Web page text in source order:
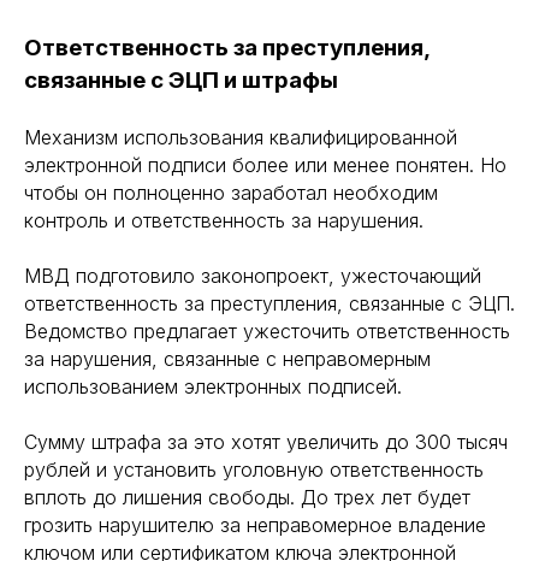
Ответственность за преступления,
связанные с ЭЦП и штрафы
Механизм использования квалифицированной
электронной подписи более или менее понятен. Но
чтобы он полноценно заработал необходим
контроль и ответственность за нарушения.
МВД подготовило законопроект, ужесточающий
ответственность за преступления, связанные с ЭЦП.
Ведомство предлагает ужесточить ответственность
за нарушения, связанные с неправомерным
использованием электронных подписей.
Сумму штрафа за это хотят увеличить до 300 тысяч
рублей и установить уголовную ответственность
вплоть до лишения свободы. До трех лет будет
грозить нарушителю за неправомерное владение
ключом или сертификатом ключа электронной